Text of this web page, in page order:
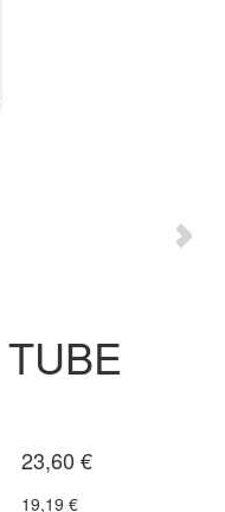
23,60 €
19,19 €